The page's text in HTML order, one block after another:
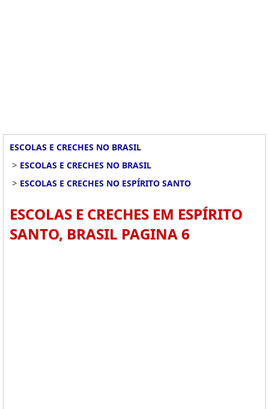
ESCOLAS E CRECHES NO BRASIL
> ESCOLAS E CRECHES NO BRASIL
> ESCOLAS E CRECHES NO ESPÍRITO SANTO
ESCOLAS E CRECHES EM ESPÍRITO
SANTO, BRASIL PAGINA 6